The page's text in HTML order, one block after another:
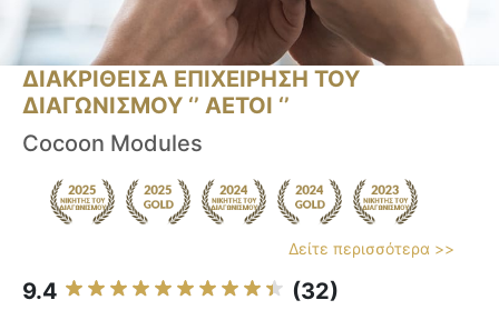
ΔΙΑΚΡΙΘΕΙΣΑ ΕΠΙΧΕΙΡΗΣΗ ΤΟΥ
ΔΙΑΓΩΝΙΣΜΟΥ ‘’ ΑΕΤΟΙ ‘’
Cocoon Modules
Δείτε περισσότερα >>
9.4 (32)